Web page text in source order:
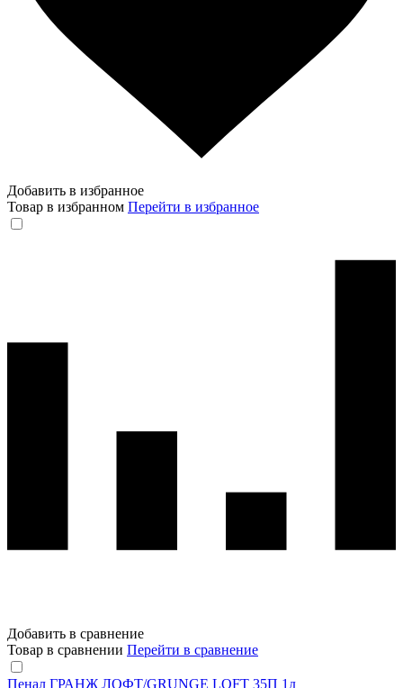
Добавить в избранное
Товар в избранном Перейти в избранное
Добавить в сравнение
Товар в сравнении Перейти в сравнение
Пенал ГРАНЖ ЛОФТ/GRUNGE LOFT 35П 1д